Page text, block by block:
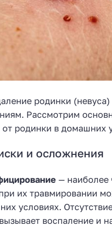
родинки
Рассмотрим
от родинки в домашних
и осложнения
— наиболее
их травмировании
условиях.
воспаление и